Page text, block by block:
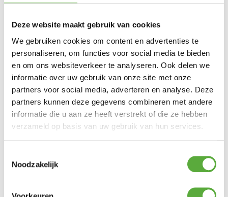
Deze website maakt gebruik van cookies
We gebruiken cookies om content en advertenties te
personaliseren, om functies voor social media te bieden
en om ons websiteverkeer te analyseren. Ook delen we
informatie over uw gebruik van onze site met onze
partners voor social media, adverteren en analyse. Deze
partners kunnen deze gegevens combineren met andere
informatie die u aan ze heeft verstrekt of die ze hebben
verzameld op basis van uw gebruik van hun services.
Noodzakelijk
Kopersbescherming met Trusted Shops
SKU203P1-10-EF Categorie Kookstellen camping Merk:
Merk CADAC